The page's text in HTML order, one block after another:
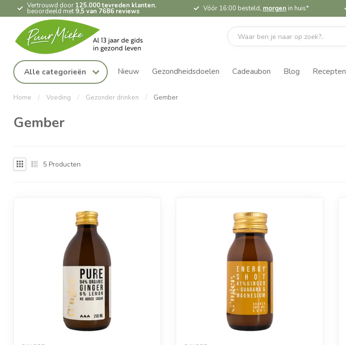
Vertrouwd door 125.000 tevreden klanten,
beoordeeld met 9,5 van 7686 reviews Vóór 16:00 besteld, morgen in huis*
Alle categorieën Nieuw Gezondheidsdoelen Cadeaubon Blog Recepten
Home / Voeding / Gezonder drinken / Gember
Gember
5 Producten